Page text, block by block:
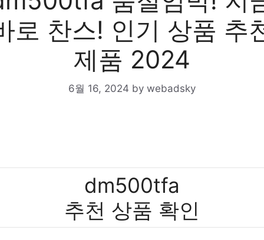
로 찬스! 인기 상품 추
제품 2024
6월 16, 2024 by webadsky
dm500tfa
추천 상품 확인